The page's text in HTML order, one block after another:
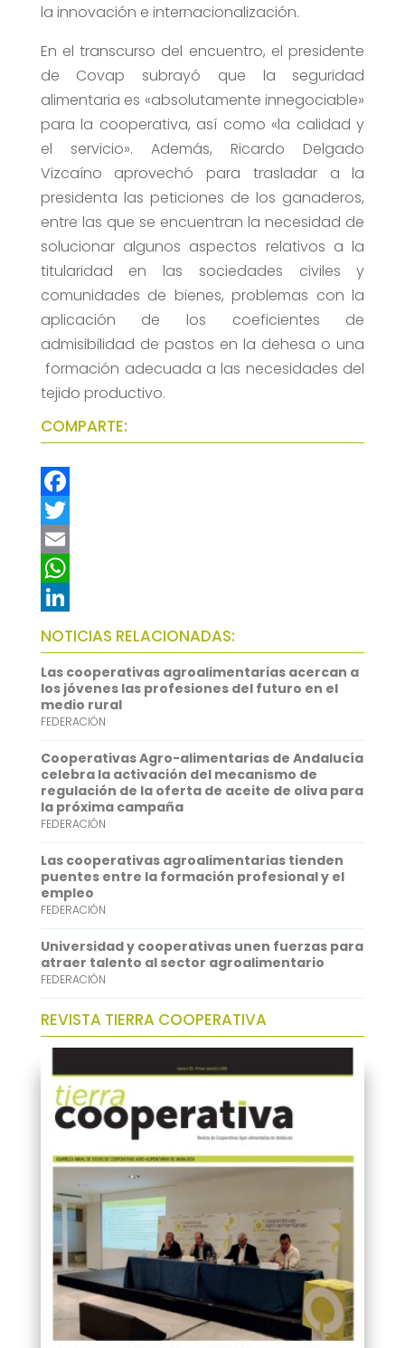
la innovación e internacionalización.
En el transcurso del encuentro, el presidente
de Covap subrayó que la seguridad
alimentaria es «absolutamente innegociable»
para la cooperativa, así como «la calidad y
el servicio». Además, Ricardo Delgado
Vizcaíno aprovechó para trasladar a la
presidenta las peticiones de los ganaderos,
entre las que se encuentran la necesidad de
solucionar algunos aspectos relativos a la
titularidad en las sociedades civiles y
comunidades de bienes, problemas con la
aplicación de los coeficientes de
admisibilidad de pastos en la dehesa o una
formación adecuada a las necesidades del
tejido productivo.
COMPARTE:
F
a
c
e
b
o
o
k
T
w
t
t
e
r
E
m
a
i
l
W
h
a
t
s
A
p
p
L
i
n
k
e
d
I
n
NOTICIAS RELACIONADAS:
Las cooperativas agroalimentarias acercan a
los jóvenes las profesiones del futuro en el
medio rural
FEDERACIÓN
Cooperativas Agro-alimentarias de Andalucía
celebra la activación del mecanismo de
regulación de la oferta de aceite de oliva para
la próxima campaña
FEDERACIÓN
Las cooperativas agroalimentarias tienden
puentes entre la formación profesional y el
empleo
FEDERACIÓN
Universidad y cooperativas unen fuerzas para
atraer talento al sector agroalimentario
FEDERACIÓN
REVISTA TIERRA COOPERATIVA